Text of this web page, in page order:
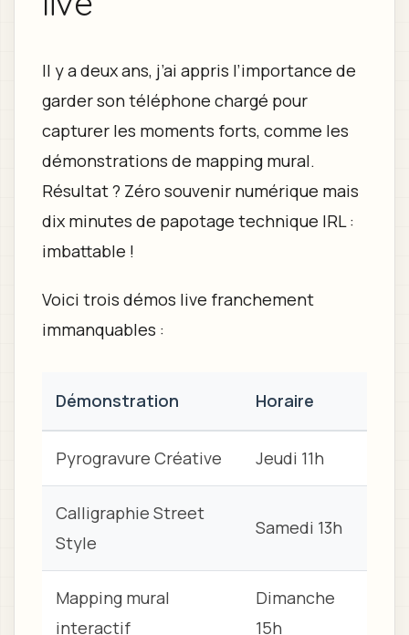
Il y a deux ans, j’ai appris l’importance de
garder son téléphone chargé pour
capturer les moments forts, comme les
démonstrations de mapping mural.
Résultat ? Zéro souvenir numérique mais
dix minutes de papotage technique IRL :
imbattable !
Voici trois démos live franchement
immanquables :
Démonstration Horaire
Pyrogravure Créative Jeudi 11h
Calligraphie Street
Style
Samedi 13h
Mapping mural
interactif
Dimanche
15h